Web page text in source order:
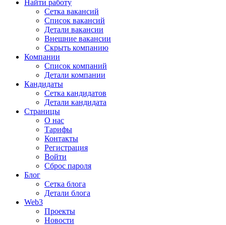
Найти работу
Сетка вакансий
Список вакансий
Детали вакансии
Внешние вакансии
Скрыть компанию
Компании
Список компаний
Детали компании
Кандидаты
Сетка кандидатов
Детали кандидата
Страницы
О нас
Тарифы
Контакты
Регистрация
Войти
Сброс пароля
Блог
Сетка блога
Детали блога
Web3
Проекты
Новости